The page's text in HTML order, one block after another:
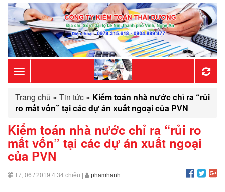
Toggle
navigation
Trang chủ » Tin tức » Kiểm toán nhà nước chỉ ra “rủi
ro mất vốn” tại các dự án xuất ngoại của PVN
Kiểm toán nhà nước chỉ ra “rủi ro
mất vốn” tại các dự án xuất ngoại
của PVN
T7, 06 / 2019 4:34 chiều | phamhanh